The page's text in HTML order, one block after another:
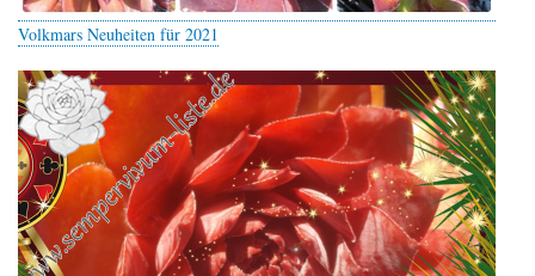
Volkmars Neuheiten für 2021